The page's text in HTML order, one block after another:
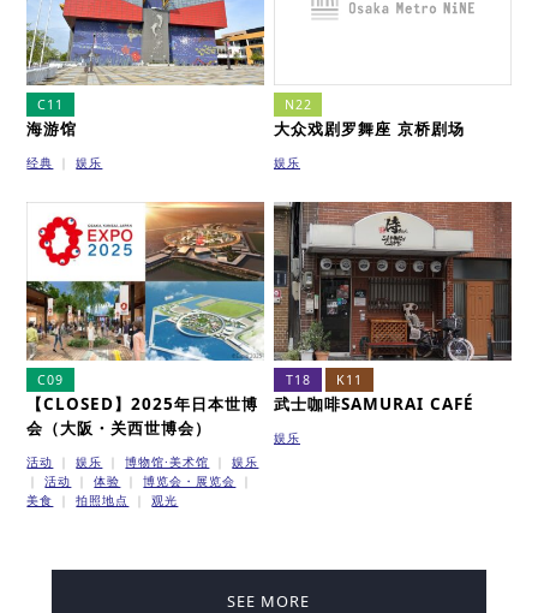
C11
海游馆
经典 娱乐
N22
大众戏剧罗舞座 京桥剧场
娱乐
C09
【CLOSED】2025年日本世博
会（大阪・关西世博会）
活动 娱乐 博物馆·美术馆
娱乐
活动
体验
博览会・展览会
美食
拍照地点 观光
T18 K11
武士咖啡SAMURAI CAFÉ
娱乐
SEE MORE